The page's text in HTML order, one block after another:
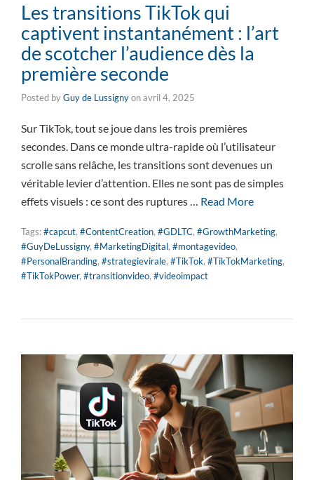
Les transitions TikTok qui
captivent instantanément : l’art
de scotcher l’audience dès la
première seconde
Posted byGuy de Lussignyonavril 4, 2025
Sur TikTok, tout se joue dans les trois premières
secondes. Dans ce monde ultra-rapide où l’utilisateur
scrolle sans relâche, les transitions sont devenues un
véritable levier d’attention. Elles ne sont pas de simples
effets visuels : ce sont des ruptures … Read More
Tags:#capcut, #ContentCreation, #GDLTC, #GrowthMarketing,
#GuyDeLussigny, #MarketingDigital, #montagevideo,
#PersonalBranding, #strategievirale, #TikTok, #TikTokMarketing,
#TikTokPower, #transitionvideo, #videoimpact